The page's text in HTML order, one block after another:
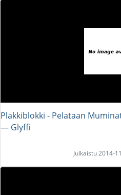
Plakkiblokki - Pelataan
― Glyffi
Julkaistu 2014-